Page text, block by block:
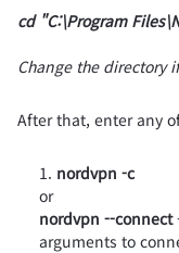
cd "C:\Program
Change the directory
After that, enter any
nordvpn -c
or
nordvpn --connect
arguments to